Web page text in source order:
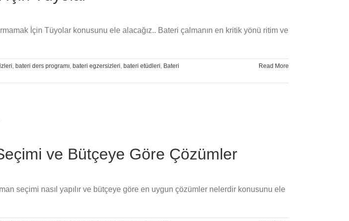
İçin Tüyolar konusunu ele alacağız.. Bateri çalmanın en kritik yönü ritim ve
, bateri ders programı, bateri egzersizleri, bateri etüdleri, Bateri
Read More
ve Bütçeye Göre Çözümler
seçimi nasıl yapılır ve bütçeye göre en uygun çözümler nelerdir konusunu ele